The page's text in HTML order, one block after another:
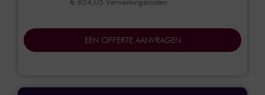
EEN OFFERTE AANVRAGEN